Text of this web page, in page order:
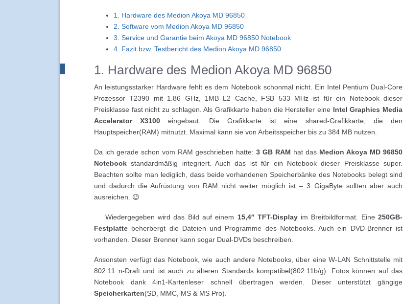
1. Hardware des Medion Akoya MD 96850
2. Software vom Medion Akoya MD 96850
3. Service und Garantie beim Akoya MD 96850 Notebook
4. Fazit bzw. Testbericht des Medion Akoya MD 96850
1. Hardware des Medion Akoya MD 96850
An leistungsstarker Hardware fehlt es dem Notebook schonmal nicht. Ein Intel Pentium Dual-Core
Prozessor T2390 mit 1.86 GHz, 1MB L2 Cache, FSB 533 MHz ist für ein Notebook dieser
Preisklasse fast nicht zu schlagen. Als Grafikkarte haben die Hersteller eine Intel Graphics Media
Accelerator X3100 eingebaut. Die Grafikkarte ist eine shared-Grafikkarte, die den
Hauptspeicher(RAM) mitnutzt. Maximal kann sie von Arbeitsspeicher bis zu 384 MB nutzen.
Da ich gerade schon vom RAM geschrieben hatte: 3 GB RAM hat das Medion Akoya MD 96850
Notebook standardmäßig integriert. Auch das ist für ein Notebook dieser Preisklasse super.
Beachten sollte man lediglich, dass beide vorhandenen Speicherbänke des Notebooks belegt sind
und dadurch die Aufrüstung von RAM nicht weiter möglich ist – 3 GigaByte sollten aber auch
ausreichen. 😉
Wiedergegeben wird das Bild auf einem 15,4″ TFT-Displayim Breitbildformat. Eine250GB-
Festplatte beherbergt die Dateien und Programme des Notebooks. Auch ein DVD-Brenner ist
vorhanden. Dieser Brenner kann sogar Dual-DVDs beschreiben.
Ansonsten verfügt das Notebook, wie auch andere Notebooks, über eine W-LAN Schnittstelle mit
802.11 n-Draft und ist auch zu älteren Standards kompatibel(802.11b/g). Fotos können auf das
Notebook dank 4in1-Kartenleser schnell übertragen werden. Dieser unterstützt gängige
Speicherkarten(SD, MMC, MS & MS Pro).